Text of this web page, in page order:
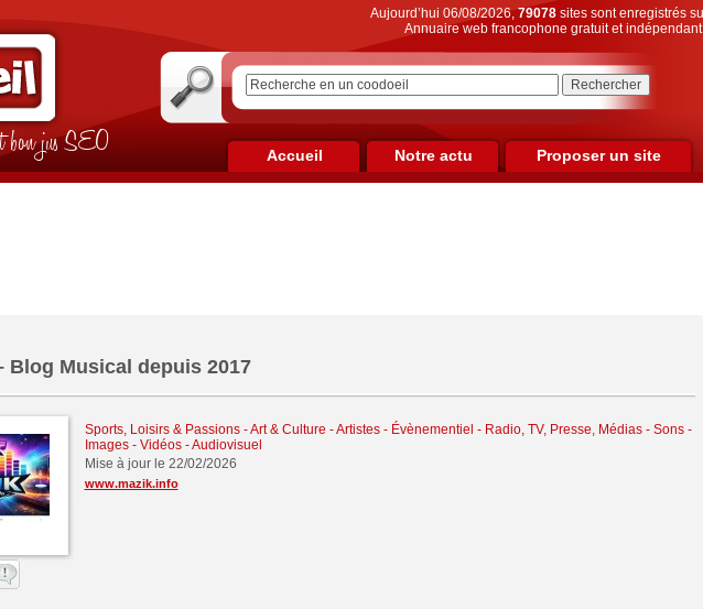
bon jus SEO
Aujourd’hui 06/08/2026,79078sites sont enregistrés
Annuaire web francophone gratuit et
Accueil Notre actu Proposer un site
Blog Musical depuis 2017
Sports, Loisirs & Passions-Art & Culture - Artistes - Évènementiel - Radio, TV, Presse, Médias- Sons -
Images - Vidéos - Audiovisuel
Mise à jour le 22/02/2026
www.mazik.info